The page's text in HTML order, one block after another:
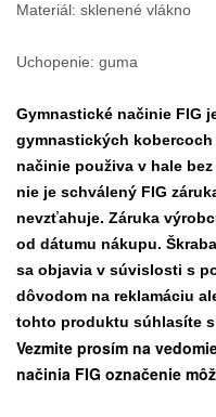
Materiál: sklenené vlákno
Uchopenie: guma
Gymnastické načinie FIG
gymnastických kobercoch
načinie použiva v hale
nie je schválený FIG
nevzťahuje. Záruka
od dátumu nákupu.
sa objavia v súvislosti s
dôvodom na reklamáciu
tohto produktu súhlasíte
Vezmite prosím na
načinia FIG označenie